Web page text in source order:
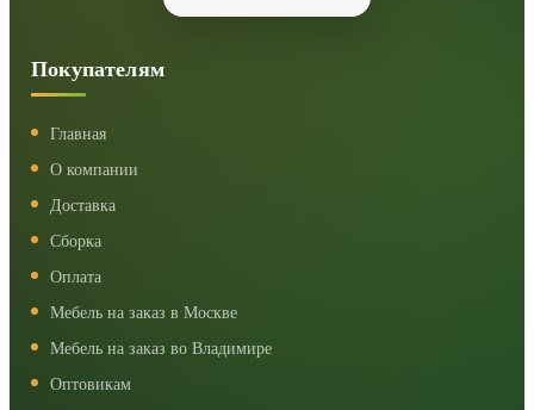
Покупателям
Главная
О компании
Доставка
Сборка
Оплата
Мебель на заказ в Москве
Мебель на заказ во Владимире
Оптовикам